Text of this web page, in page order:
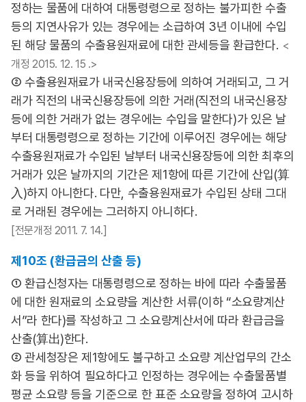
정하는 물품에 대하여 대통령령으로 정하는 불가피한 수출
등의 지연사유가 있는 경우에는 소급하여 3년 이내에 수입
된 해당 물품의 수출용원재료에 대한 관세등을 환급한다. <
개정 2015. 12. 15 .>
② 수출용원재료가 내국신용장등에 의하여 거래되고, 그 거
래가 직전의 내국신용장등에 의한 거래(직전의 내국신용장
등에 의한 거래가 없는 경우에는 수입을 말한다)가 있은 날
부터 대통령령으로 정하는 기간에 이루어진 경우에는 해당
수출용원재료가 수입된 날부터 내국신용장등에 의한 최후의
거래가 있은 날까지의 기간은 제1항에 따른 기간에 산입(算
入)하지 아니한다. 다만, 수출용원재료가 수입된 상태 그대
로 거래된 경우에는 그러하지 아니하다.
[전문개정 2011. 7. 14.]
제10조 (환급금의 산출 등)
① 환급신청자는 대통령령으로 정하는 바에 따라 수출물품
에 대한 원재료의 소요량을 계산한 서류(이하 “소요량계산
서”라 한다)를 작성하고 그 소요량계산서에 따라 환급금을
산출(算出)한다.
② 관세청장은 제1항에도 불구하고 소요량 계산업무의 간소
화 등을 위하여 필요하다고 인정하는 경우에는 수출물품별
평균 소요량 등을 기준으로 한 표준 소요량을 정하여 고시하